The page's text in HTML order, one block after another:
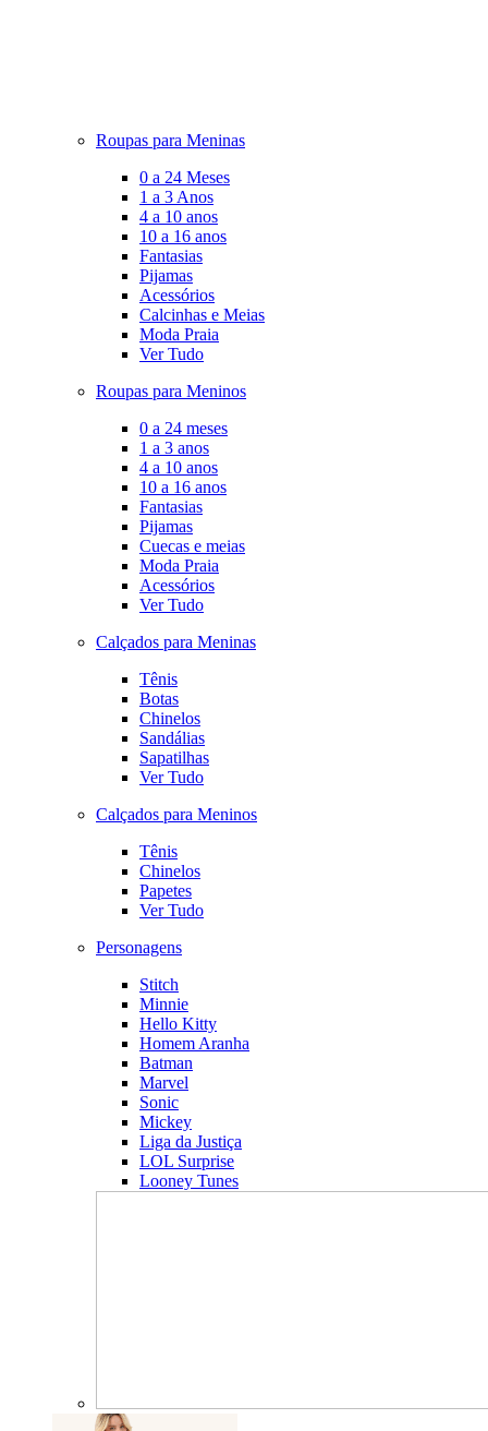
Roupas para Meninas
0 a 24 Meses
1 a 3 Anos
4 a 10 anos
10 a 16 anos
Fantasias
Pijamas
Acessórios
Calcinhas e Meias
Moda Praia
Ver Tudo
Roupas para Meninos
0 a 24 meses
1 a 3 anos
4 a 10 anos
10 a 16 anos
Fantasias
Pijamas
Cuecas e meias
Moda Praia
Acessórios
Ver Tudo
Calçados para Meninas
Tênis
Botas
Chinelos
Sandálias
Sapatilhas
Ver Tudo
Calçados para Meninos
Tênis
Chinelos
Papetes
Ver Tudo
Personagens
Stitch
Minnie
Hello Kitty
Homem Aranha
Batman
Marvel
Sonic
Mickey
Liga da Justiça
LOL Surprise
Looney Tunes